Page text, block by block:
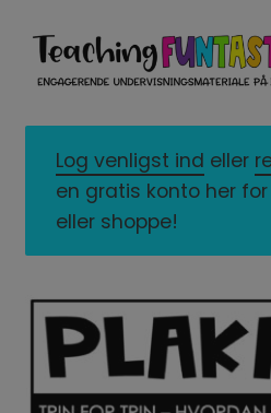
Spring
navigation
Spring
indhold
MIN KONTO
GRATISMATERIALE
LICENSER
FONTE
Log venligst ind eller
en gratis konto her
eller shoppe!